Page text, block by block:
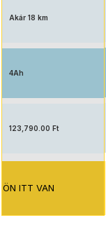
Akár 18 km
4Ah
123,790.00 Ft
ÖN ITT VAN